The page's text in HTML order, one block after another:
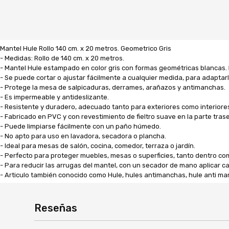
Mantel Hule Rollo 140 cm. x 20 metros. Geometrico Gris
- Medidas: Rollo de 140 cm. x 20 metros.
- Mantel Hule estampado en color gris con formas geométricas
- Se puede cortar o ajustar fácilmente a cualquier medida, para
- Protege la mesa de salpicaduras, derrames, arañazos y antimanchas.
- Es impermeable y antideslizante.
- Resistente y duradero, adecuado tanto para exteriores como
- Fabricado en PVC y con revestimiento de fieltro suave en la parte
- Puede limpiarse fácilmente con un paño húmedo.
- No apto para uso en lavadora, secadora o plancha.
- Ideal para mesas de salón, cocina, comedor, terraza o jardín.
- Perfecto para proteger muebles, mesas o superficies, tanto dentro
- Para reducir las arrugas del mantel, con un secador de mano aplicar
- Articulo también conocido como Hule, hules antimanchas, hule anti
Reseñas